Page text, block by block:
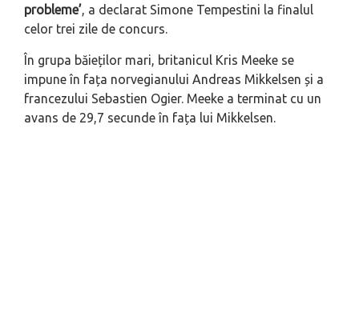
probleme’, a declarat Simone Tempestini la finalul
celor trei zile de concurs.
În grupa băieților mari, britanicul Kris Meeke se
impune în fața norvegianului Andreas Mikkelsen și a
francezului Sebastien Ogier. Meeke a terminat cu un
avans de 29,7 secunde în fața lui Mikkelsen.